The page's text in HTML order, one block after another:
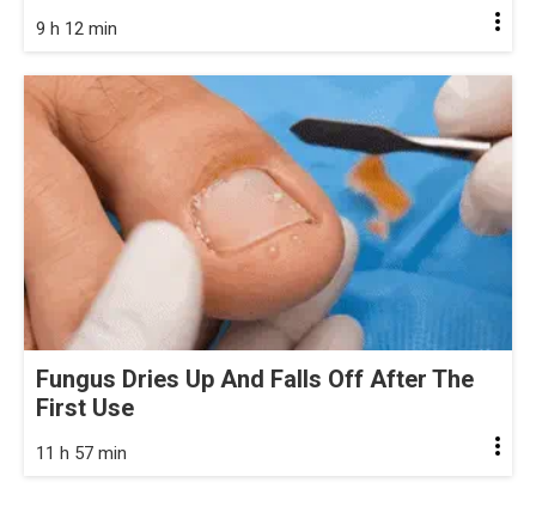
9 h 12 min
Fungus Dries Up And Falls Off After The
First Use
11 h 57 min